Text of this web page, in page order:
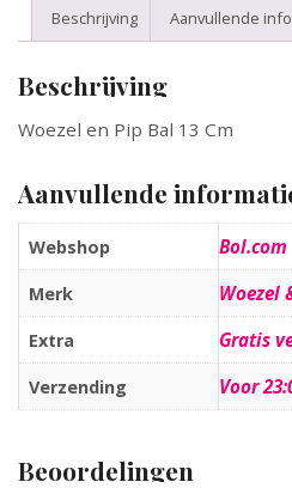
Beschrijving Aanvullende
Beschrijving
Woezel en Pip Bal 13 Cm
Aanvullende
Webshop Bol.com
Merk Woezel
Extra Gratis
Verzending Voor
Beoordelingen